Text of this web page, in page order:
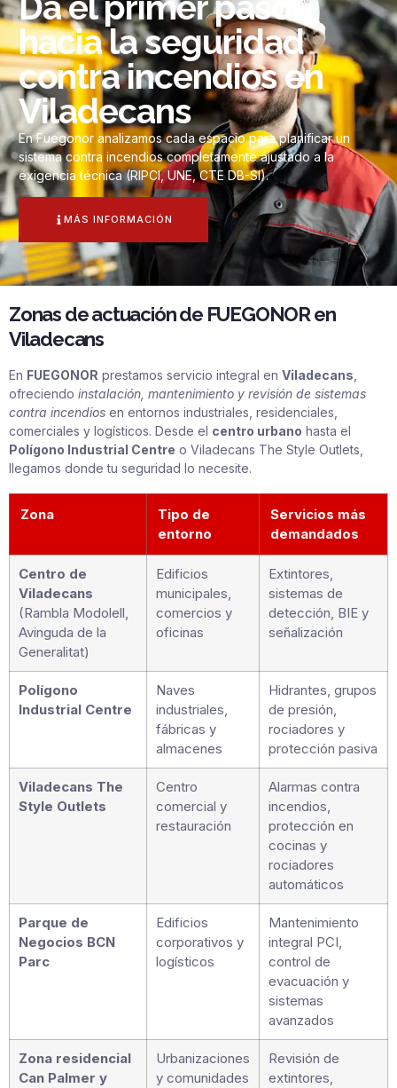
hacia la seguridad
contra incendios en
Viladecans
En Fuegonor analizamos cada espacio para planificar un
sistema contra incendios completamente ajustado a la
exigencia técnica (RIPCI, UNE, CTE DB-SI).
MÁS INFORMACIÓN
Zonas de actuación de FUEGONOR en
Viladecans
En FUEGONOR prestamos servicio integral en Viladecans
ofreciendo instalación, mantenimiento y revisión de sistemas
contra incendios en entornos industriales, residenciales,
comerciales y logísticos. Desde el centro urbano hasta el
Polígono Industrial Centre o Viladecans The Style Outlets,
llegamos donde tu seguridad lo necesite.
Zona
Tipo de
entorno
Servicios más
demandados
Centro de
Viladecans
(Rambla Modolell,
Avinguda de la
Generalitat)
Edificios
municipales,
comercios y
oficinas
Extintores,
sistemas de
detección, BIE y
señalización
Polígono
Industrial Centre
Naves
industriales,
fábricas y
almacenes
Hidrantes, grupos
de presión,
rociadores y
protección pasiva
Viladecans The
Style Outlets
Centro
comercial y
restauración
Alarmas contra
incendios,
protección en
cocinas y
rociadores
automáticos
Parque de
Negocios BCN
Parc
Edificios
corporativos y
logísticos
Mantenimiento
integral PCI,
control de
evacuación y
sistemas
avanzados
Zona residencial
Can Palmer y
Urbanizaciones
y comunidades
Revisión de
extintores,